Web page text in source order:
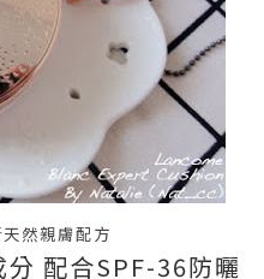
然親膚配方
分 配合SPF-36防曬